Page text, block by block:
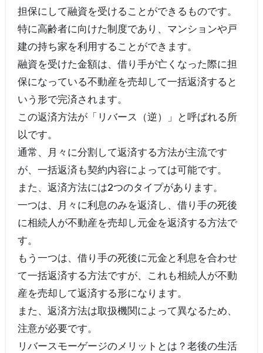
担保にして融資を受けることができるものです。
特に高齢者に向けた制度であり、マンションや戸
建の持ち家を利用することができます。
融資を受けた金額は、借り手が亡くなった際に担
保になっている不動産を売却して一括返済すると
いう形で完済されます。
この返済方法が「リバース（逆）」と呼ばれる所
以です。
通常、月々に分割して返済する方法が主流です
が、一括返済も契約内容によっては可能です。
また、返済方法には2つのタイプがあります。
一つは、月々に利息のみを返済し、借り手の死後
に相続人が不動産を売却し元金を返済する方法で
す。
もう一つは、借り手の死後に元金と利息を合わせ
て一括返済する方法ですが、これも相続人が不動
産を売却して返済する形になります。
また、返済方法は取扱機関によって異なるため、
注意が必要です。
リバースモーゲージのメリットとは？老後の生活